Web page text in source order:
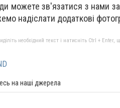
можете зв'язатися з нами
надіслати додаткові
необхідний текст і натисніть Ctrl + Enter,
на наші джерела